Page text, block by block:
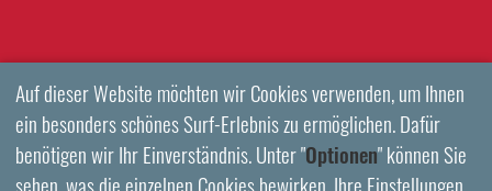
Auf dieser Website möchten wir Cookies verwenden, um Ihnen
ein besonders schönes Surf-Erlebnis zu ermöglichen. Dafür
benötigen wir Ihr Einverständnis. Unter "Optionen" können Sie